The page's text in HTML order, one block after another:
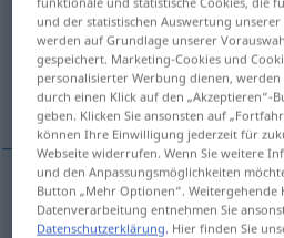
Übersicht aller
(Für mehr Details die Übersetzung
pillín
pillínm Lausbube
und der statistischen Auswertung
werden auf Grundlage unserer
gespeichert. Marketing-Cookies und
personalisierter Werbung dienen,
durch einen Klick auf den „Akzeptieren“-
geben. Klicken Sie ansonsten auf
können Ihre Einwilligung jederzeit für
Webseite widerrufen. Wenn Sie weitere
und den Anpassungsmöglichkeiten
Button „Mehr Optionen“. Weitergehende
Datenverarbeitung entnehmen Sie
Datenschutzerklärung. Hier finden Sie